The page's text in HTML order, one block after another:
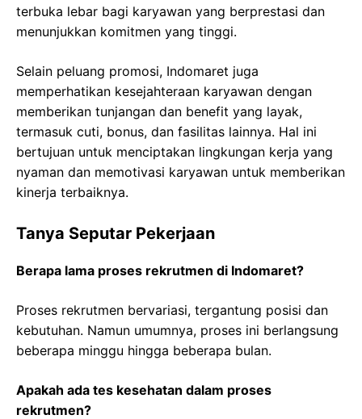
terbuka lebar bagi karyawan yang berprestasi dan
menunjukkan komitmen yang tinggi.
Selain peluang promosi, Indomaret juga
memperhatikan kesejahteraan karyawan dengan
memberikan tunjangan dan benefit yang layak,
termasuk cuti, bonus, dan fasilitas lainnya. Hal ini
bertujuan untuk menciptakan lingkungan kerja yang
nyaman dan memotivasi karyawan untuk memberikan
kinerja terbaiknya.
Tanya Seputar Pekerjaan
Berapa lama proses rekrutmen di Indomaret?
Proses rekrutmen bervariasi, tergantung posisi dan
kebutuhan. Namun umumnya, proses ini berlangsung
beberapa minggu hingga beberapa bulan.
Apakah ada tes kesehatan dalam proses
rekrutmen?